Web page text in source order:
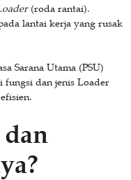
(roda rantai).
lantai kerja yang rusak
Sarana Utama (PSU)
fungsi dan jenis Loader